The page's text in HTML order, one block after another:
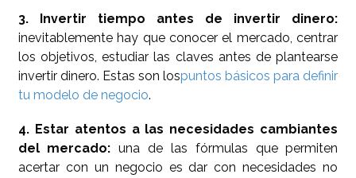
3. Invertir tiempo antes de invertir dinero:
inevitablemente hay que conocer el mercado, centrar
los objetivos, estudiar las claves antes de plantearse
invertir dinero. Estas son lospuntos básicos para definir
tu modelo de negocio.
4. Estar atentos a las necesidades cambiantes
del mercado: una de las fórmulas que permiten
acertar con un negocio es dar con necesidades no